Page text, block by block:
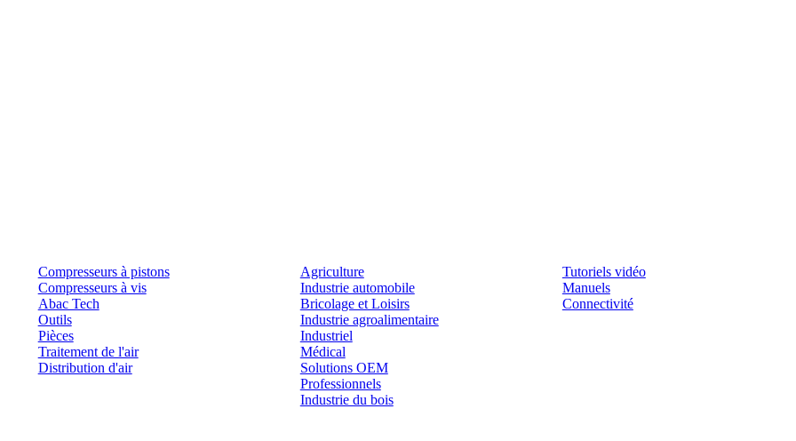
Compresseurs à pistons
Compresseurs à vis
Abac Tech
Outils
Pièces
Traitement de l'air
Distribution d'air
Agriculture
Industrie automobile
Bricolage et Loisirs
Industrie agroalimentaire
Industriel
Médical
Solutions OEM
Professionnels
Industrie du bois
Tutoriels vidéo
Manuels
Connectivité